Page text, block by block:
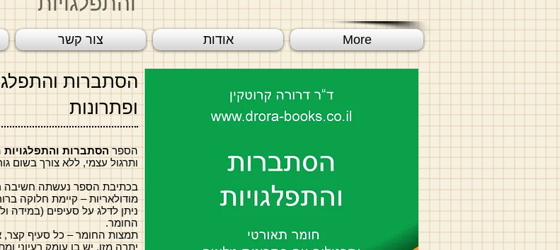
הסתברות
ופתרונות
הספרהסתברות והתפלגויות
ותרגול עצמי, ללא צורך בשום
בכתיבת הספר נעשתה חשיבה
מודולאריות – קיימת חלוקה
ניתן לדלג על סעיפים (במידה
החומר.
תמצות החומר – כל סעיף קצר,
יתרה מזו, יש בו עומק רעיוני
צור קשר אודות More